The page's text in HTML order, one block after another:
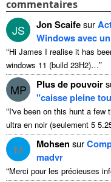
commentaires
JS Jon Scaifesur
Windows avec
“Hi James I realise it has
windows 11 (build 23H2)…”
MP Plus de pouvoir
"caisse pleine
“I've been on this hunt a few
ultra en noir (seulement 5
M Mohsen sur
madvr
“Merci pour les précieuses